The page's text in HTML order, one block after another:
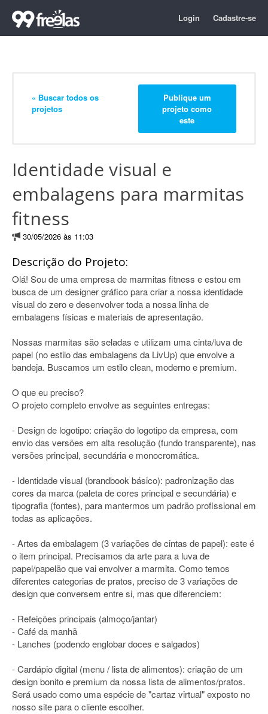
Login Cadastre-se
« Buscar todos os
projetos
Publique um
projeto como
este
Identidade visual e
embalagens para marmitas
fitness
30/05/2026 às 11:03
Descrição do Projeto:
Olá! Sou de uma empresa de marmitas fitness e estou em
busca de um designer gráfico para criar a nossa identidade
visual do zero e desenvolver toda a nossa linha de
embalagens físicas e materiais de apresentação.
Nossas marmitas são seladas e utilizam uma cinta/luva de
papel (no estilo das embalagens da LivUp) que envolve a
bandeja. Buscamos um estilo clean, moderno e premium.
O que eu preciso?
O projeto completo envolve as seguintes entregas:
- Design de logotipo: criação do logotipo da empresa, com
envio das versões em alta resolução (fundo transparente), nas
versões principal, secundária e monocromática.
- Identidade visual (brandbook básico): padronização das
cores da marca (paleta de cores principal e secundária) e
tipografia (fontes), para mantermos um padrão profissional em
todas as aplicações.
- Artes da embalagem (3 variações de cintas de papel): este é
o item principal. Precisamos da arte para a luva de
papel/papelão que vai envolver a marmita. Como temos
diferentes categorias de pratos, preciso de 3 variações de
design que conversem entre si, mas que diferenciem:
- Refeições principais (almoço/jantar)
- Café da manhã
- Lanches (podendo englobar doces e salgados)
- Cardápio digital (menu / lista de alimentos): criação de um
design bonito e premium da nossa lista de alimentos/pratos.
Será usado como uma espécie de "cartaz virtual" exposto no
nosso site para o cliente escolher.